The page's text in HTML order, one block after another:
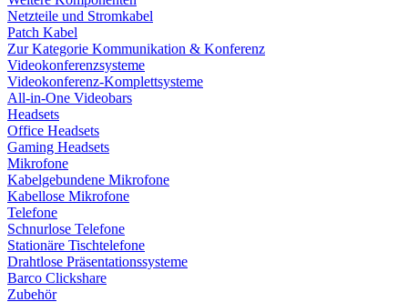
Netzteile und Stromkabel
Patch Kabel
Zur Kategorie Kommunikation & Konferenz
Videokonferenzsysteme
Videokonferenz-Komplettsysteme
All-in-One Videobars
Headsets
Office Headsets
Gaming Headsets
Mikrofone
Kabelgebundene Mikrofone
Kabellose Mikrofone
Telefone
Schnurlose Telefone
Stationäre Tischtelefone
Drahtlose Präsentationssysteme
Barco Clickshare
Zubehör